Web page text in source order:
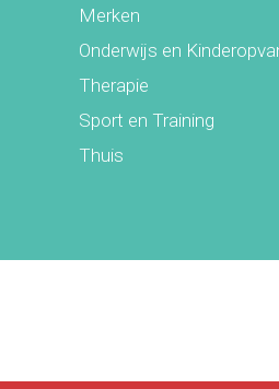
Merken
Onderwijs en
Therapie
Sport en Training
Thuis